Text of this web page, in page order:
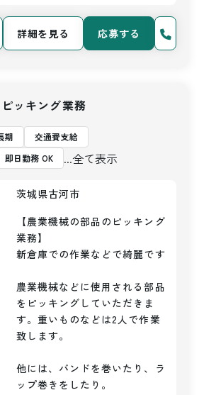
詳細を見る 応募する
ッキング業務
期
交通費支給
即日勤務 OK ...全て表示
茨城県古河市
【農業機械の部品のピッキング
業務】
新倉庫での作業などで綺麗です
農業機械などに使用される部品
をピッキングしていただきま
す。重いものなどは2人で作業
致します。
他には、バンドを巻いたり、ラ
ップ巻きをしたり。